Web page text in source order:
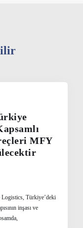
MFY
Türkiye’deki
inşası ve